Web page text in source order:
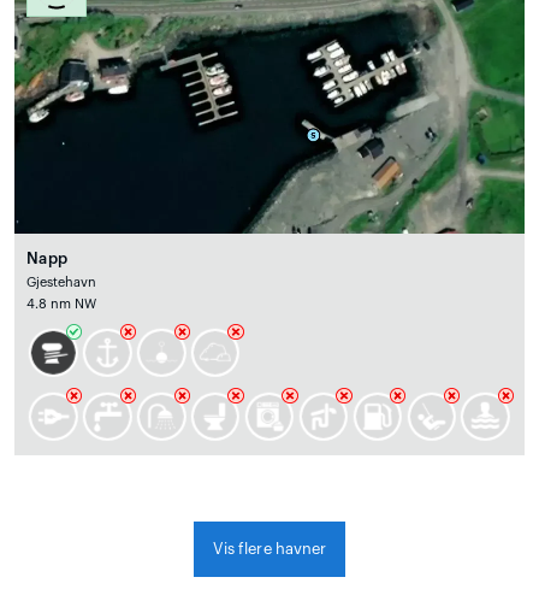
Napp
Gjestehavn
4.8 nm NW
Vis flere havner